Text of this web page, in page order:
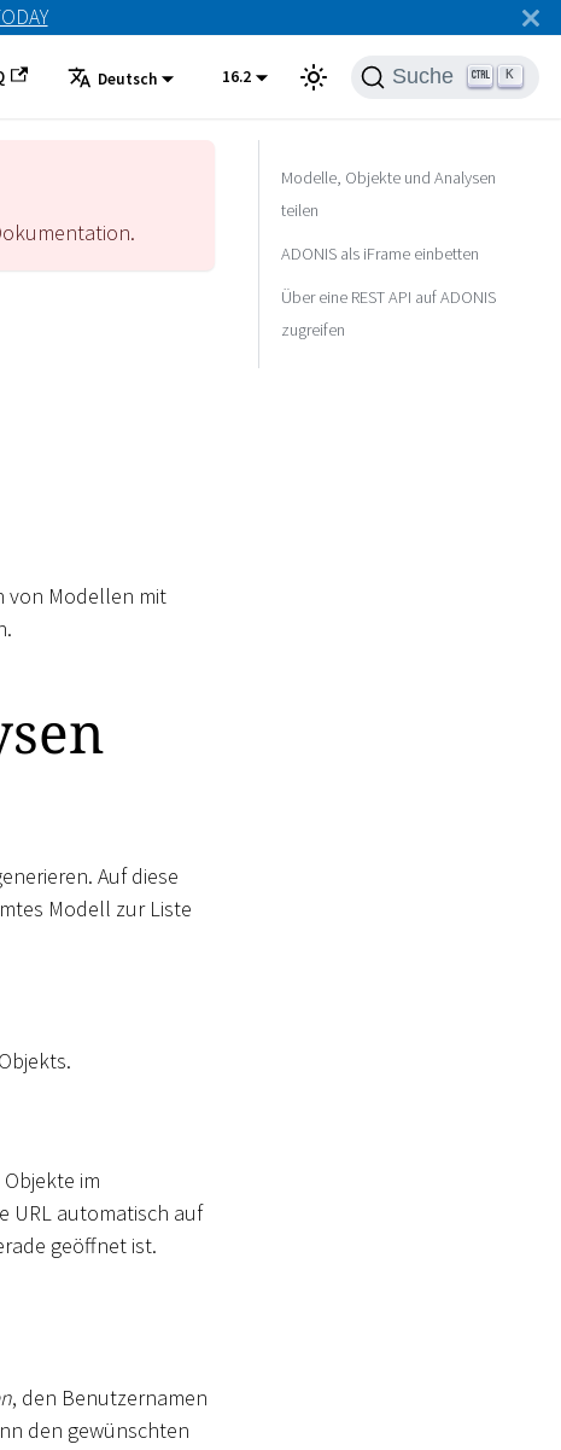
Deutsch 16.2 Suche K
von Modellen mit
Auf diese
Modell zur Liste
im
URL automatisch auf
geöffnet ist.
, den Benutzernamen
den gewünschten
Modelle, Objekte und Analysen
teilen
ADONIS als iFrame einbetten
Über eine REST API auf ADONIS
zugreifen